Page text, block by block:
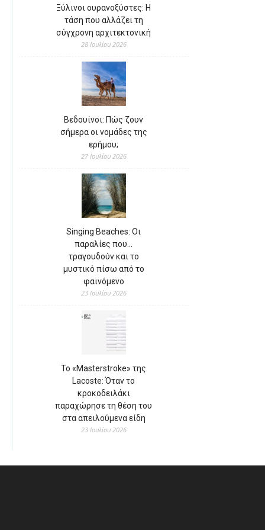
Ξύλινοι ουρανοξύστες: Η
τάση που αλλάζει τη
σύγχρονη αρχιτεκτονική
28 Ιουλίου 2026
Βεδουίνοι: Πώς ζουν
σήμερα οι νομάδες της
ερήμου;
27 Ιουλίου 2026
Singing Beaches: Οι
παραλίες που…
τραγουδούν και το
μυστικό πίσω από το
φαινόμενο
23 Ιουλίου 2026
Το «Masterstroke» της
Lacoste: Όταν το
κροκοδειλάκι
παραχώρησε τη θέση του
στα απειλούμενα είδη
23 Ιουλίου 2026